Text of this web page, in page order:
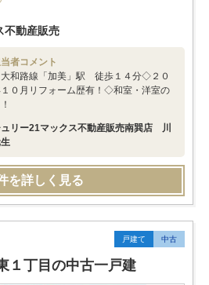
不動産販売
者コメント
和路線「加美」駅 徒歩１４分◇２０
１０月リフォーム歴有！◇和室・洋室の
リー21マックス不動産販売南巽店 川
を詳しく見る
戸建て 中古
１丁目の中古一戸建